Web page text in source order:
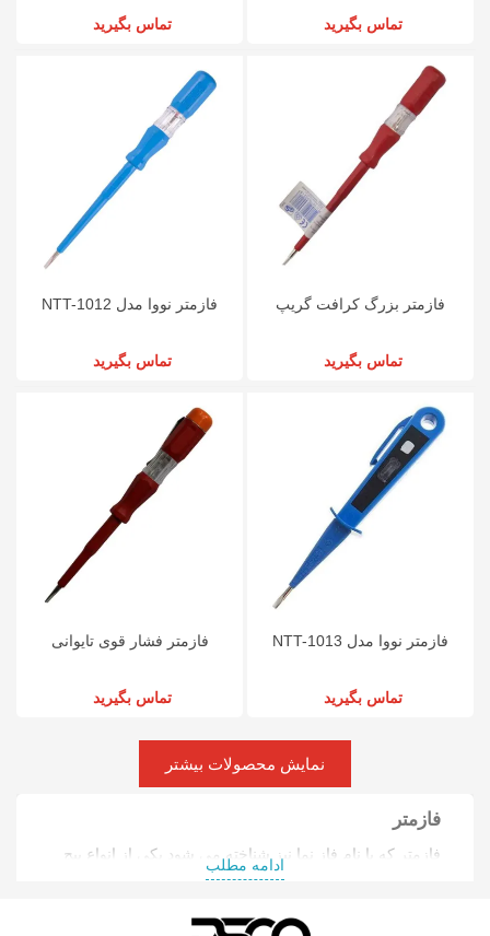
تماس بگیرید
تماس بگیرید
فازمتر بزرگ کرافت گریپ
تماس بگیرید
فازمتر نووا مدل NTT-1012
تماس بگیرید
فازمتر نووا مدل NTT-1013
تماس بگیرید
فازمتر فشار قوی تایوانی
تماس بگیرید
نمایش محصولات بیشتر
فازمتر
فازمتر که با نام فاز نما نیز شناخته می شود یکی از انواع پیچ
گوشتی ها است که برای تشخیص سیم فاز از نول و به طور
کلی بررسی وجود ولتاژ در سیستم های الکترونیکی مورد
ادامه مطلب